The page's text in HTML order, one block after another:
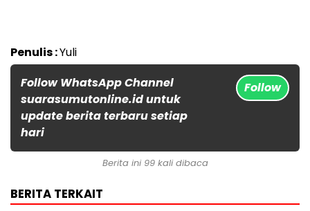
Penulis :Yuli
Follow WhatsApp Channel
suarasumutonline.id untuk
update berita terbaru setiap
hari
Follow
Berita ini 99 kali dibaca
BERITA TERKAIT